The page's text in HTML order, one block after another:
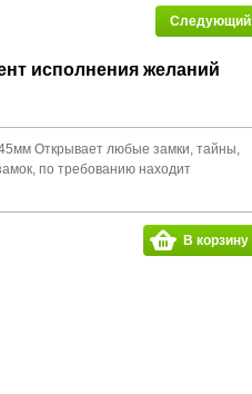
Следующий
исполнения желаний
Открывает любые замки, тайны,
по требованию находит
В корзину